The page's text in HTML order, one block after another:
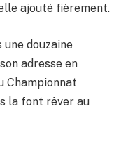
ajouté fièrement.
douzaine
adresse en
Championnat
la font rêver au